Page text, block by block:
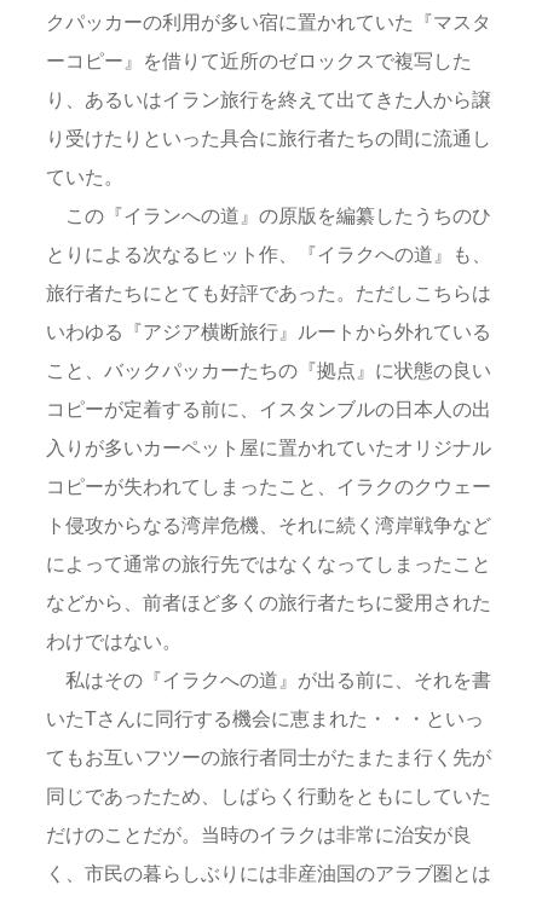
クパッカーの利用が多い宿に置かれていた『マスタ
ーコピー』を借りて近所のゼロックスで複写した
り、あるいはイラン旅行を終えて出てきた人から譲
り受けたりといった具合に旅行者たちの間に流通し
ていた。
この『イランへの道』の原版を編纂したうちのひ
とりによる次なるヒット作、『イラクへの道』も、
旅行者たちにとても好評であった。ただしこちらは
いわゆる『アジア横断旅行』ルートから外れている
こと、バックパッカーたちの『拠点』に状態の良い
コピーが定着する前に、イスタンブルの日本人の出
入りが多いカーペット屋に置かれていたオリジナル
コピーが失われてしまったこと、イラクのクウェー
ト侵攻からなる湾岸危機、それに続く湾岸戦争など
によって通常の旅行先ではなくなってしまったこと
などから、前者ほど多くの旅行者たちに愛用された
わけではない。
私はその『イラクへの道』が出る前に、それを書
いたTさんに同行する機会に恵まれた・・・といっ
てもお互いフツーの旅行者同士がたまたま行く先が
同じであったため、しばらく行動をともにしていた
だけのことだが。当時のイラクは非常に治安が良
く、市民の暮らしぶりには非産油国のアラブ圏とは